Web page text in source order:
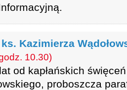
Kazimierza
10.30)
od kapłańskich
proboszcza